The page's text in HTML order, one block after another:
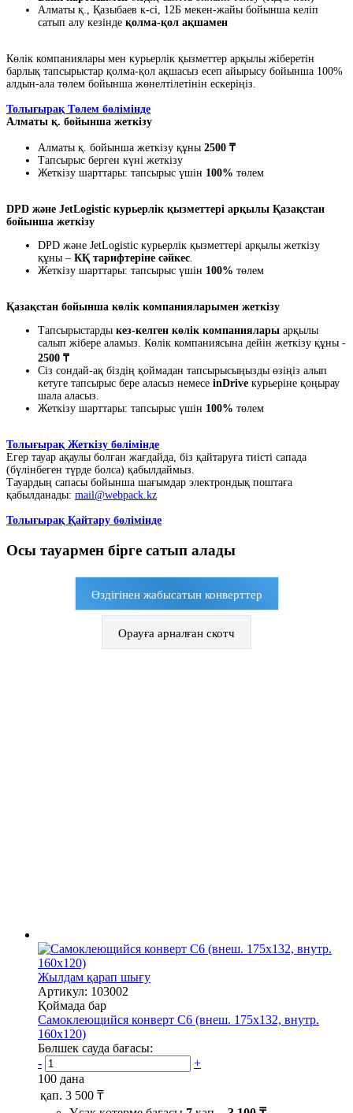
Алматы қ., Қазыбаев к-сі, 12Б мекен-жайы бойынша келіп
сатып алу кезінде қолма-қол ақшамен
Көлік компаниялары мен курьерлік қызметтер арқылы жіберетін
барлық тапсырыстар қолма-қол ақшасыз есеп айырысу бойынша 100%
алдын-ала төлем бойынша жөнелтілетінін ескеріңіз.
Толығырақ Төлем бөлімінде
Алматы қ. бойынша жеткізу
Алматы қ. бойынша жеткізу құны 2500 ₸
Тапсырыс берген күні жеткізу
Жеткізу шарттары: тапсырыс үшін 100% төлем
DPD және JetLogistic курьерлік қызметтері арқылы Қазақстан
бойынша жеткізу
DPD және JetLogistic курьерлік қызметтері арқылы жеткізу
құны – КҚ тарифтеріне сәйкес.
Жеткізу шарттары: тапсырыс үшін 100% төлем
Қазақстан бойынша көлік компанияларымен жеткізу
Тапсырыстарды кез-келген көлік компаниялары арқылы
салып жібере аламыз. Көлік компаниясына дейін жеткізу құны -
2500 ₸
Сіз сондай-ақ біздің қоймадан тапсырысыңызды өзіңіз алып
кетуге тапсырыс бере аласыз немесе inDrive курьеріне қоңырау
шала аласыз.
Жеткізу шарттары: тапсырыс үшін 100% төлем
Толығырақ Жеткізу бөлімінде
Егер тауар ақаулы болған жағдайда, біз қайтаруға тиісті сапада
(бүлінбеген түрде болса) қабылдаймыз.
Тауардың сапасы бойынша шағымдар электрондық поштаға
қабылданады: mail@webpack.kz
Толығырақ Қайтару бөлімінде
Осы тауармен бірге сатып алады
Өздігінен жабысатын конверттер
Орауға арналған скотч
Жылдам қарап шығу
Артикул: 103002
Қоймада бар
Самоклеющийся конверт С6 (внеш. 175х132, внутр.
160х120)
Бөлшек сауда бағасы:
-
+
100 дана
қап. 3 500 ₸